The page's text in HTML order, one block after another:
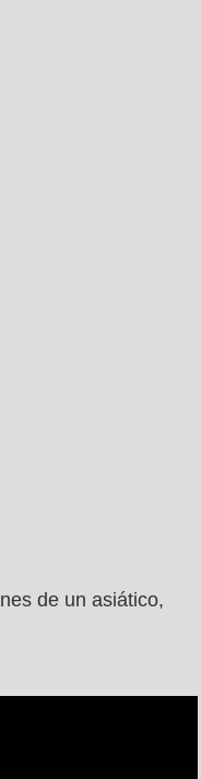
de un asiático,